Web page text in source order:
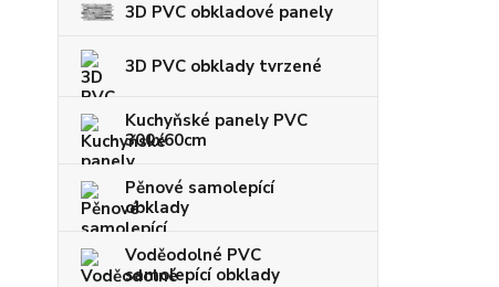
3D PVC obkladové panely
3D PVC obklady tvrzené
Kuchyňské panely PVC
300x60cm
Pěnové samolepící
obklady
Voděodolné PVC
samolepící obklady